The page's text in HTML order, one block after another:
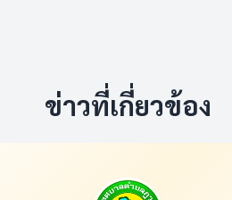
ข่าวที่เกี่ยวข้อง